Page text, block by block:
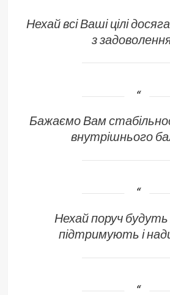
Нехай всі Ваші цілі
з
Бажаємо Вам
внутрішнього
Нехай поруч будуть
підтримують і